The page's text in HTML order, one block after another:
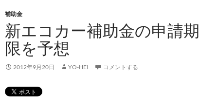
補助金
新エコカー補助金の申請期
限を予想
2012年9月20日 YO-HEI コメントする